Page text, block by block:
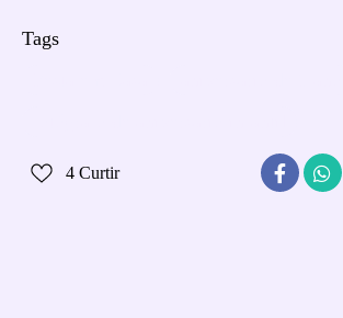
Tags
4 Curtir